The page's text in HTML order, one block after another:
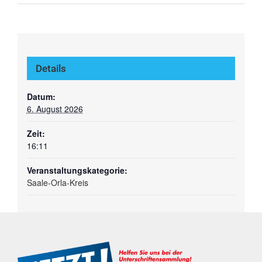
Details
Datum:
6. August 2026
Zeit:
16:11
Veranstaltungskategorie:
Saale-Orla-Kreis